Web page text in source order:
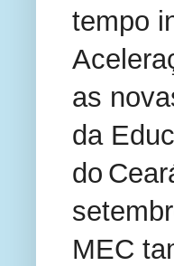
tempo
as
da
do
MEC